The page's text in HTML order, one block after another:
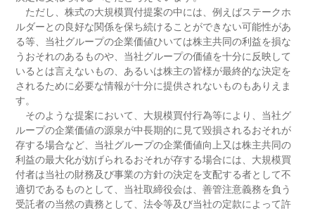
ただし、株式の大規模買付提案の中には、例えばステークホ
ルダーとの良好な関係を保ち続けることができない可能性があ
る等、当社グループの企業価値ひいては株主共同の利益を損な
うおそれのあるものや、当社グループの価値を十分に反映して
いるとは言えないもの、あるいは株主の皆様が最終的な決定を
されるために必要な情報が十分に提供されないものもありえま
す。
そのような提案において、大規模買付行為等により、当社グ
ループの企業価値の源泉が中長期的に見て毀損されるおそれが
存する場合など、当社グループの企業価値向上又は株主共同の
利益の最大化が妨げられるおそれが存する場合には、大規模買
付者は当社の財務及び事業の方針の決定を支配する者として不
適切であるものとして、当社取締役会は、善管注意義務を負う
受託者の当然の責務として、法令等及び当社の定款によって許